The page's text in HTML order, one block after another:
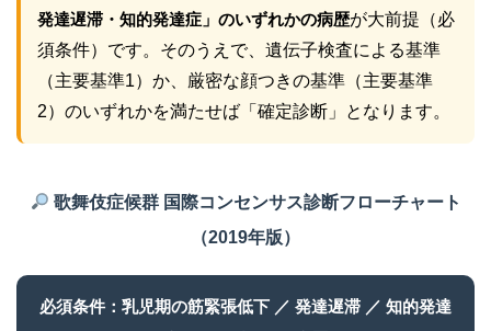
発達遅滞・知的発達症」のいずれかの病歴が大前提（必
須条件）です。そのうえで、遺伝子検査による基準
（主要基準1）か、厳密な顔つきの基準（主要基準
2）のいずれかを満たせば「確定診断」となります。
歌舞伎症候群 国際コンセンサス診断フローチャート
（2019年版）
必須条件：乳児期の筋緊張低下 ／ 発達遅滞 ／ 知的発達